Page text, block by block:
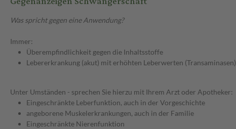
Was spricht gegen eine Anwendung?
Immer:
Überempfindlichkeit gegen die Inhaltsstoffe
Lebererkrankung (akut) mit erhöhten Leberwerten (Transaminasen)
Unter Umständen - sprechen Sie hierzu mit Ihrem Arzt oder Apotheker:
Eingeschränkte Leberfunktion, auch in der Vorgeschichte
angeborene Muskelerkrankungen, auch in der Familie
Eingeschränkte Nierenfunktion